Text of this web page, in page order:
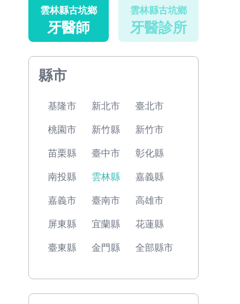
雲林縣古坑鄉
牙醫師
雲林縣古坑鄉
牙醫診所
縣市
基隆市 新北市 臺北市
桃園市 新竹縣 新竹市
苗栗縣 臺中市 彰化縣
南投縣 雲林縣 嘉義縣
嘉義市 臺南市 高雄市
屏東縣 宜蘭縣 花蓮縣
臺東縣 金門縣 全部縣市